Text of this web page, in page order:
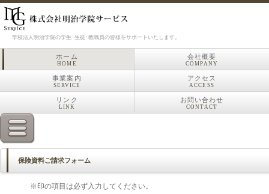
学校法人明治学院の学生･生徒･教職員の皆様をサポートいたします。
ホーム
HOME
会社概要
COMPANY
事業案内
SERVICE
アクセス
ACCESS
リンク
LINK
お問い合わせ
CONTACT
保険資料ご請求フォーム
※印の項目は必ず入力してください。